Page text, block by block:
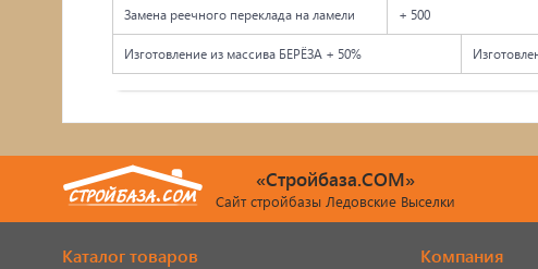
Замена реечного переклада на ламели + 500
Изготовление из массива БЕРЁЗА + 50%
«Стройбаза.COM»
Сайт стройбазы Ледовские Выселки
Каталог товаров Компания